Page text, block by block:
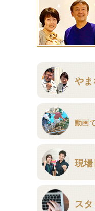
や
動画
現
ス